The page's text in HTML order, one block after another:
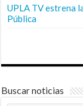
UPLA TV estrena
Pública
Buscar noticias